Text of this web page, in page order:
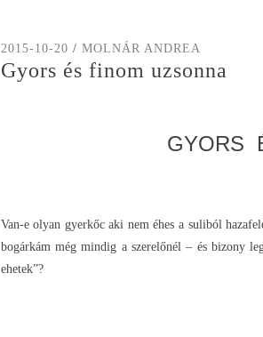
2015-10-20 / MOLNÁR ANDREA
Gyors és finom uzsonna
GYORS
Van-e olyan gyerkőc aki nem éhes a suliból
bogárkám még mindig a szerelőnél – és bizony
ehetek”?